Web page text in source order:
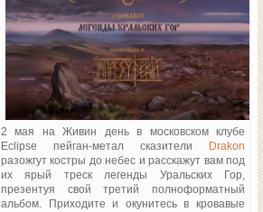
2 мая на Живин день в московском клубе
Eclipse пейган-метал сказители
Drakon
разожгут костры до небес и расскажут вам под
их ярый треск легенды Уральских Гор,
презентуя свой третий полноформатный
альбом. Приходите и окунитесь в кровавые